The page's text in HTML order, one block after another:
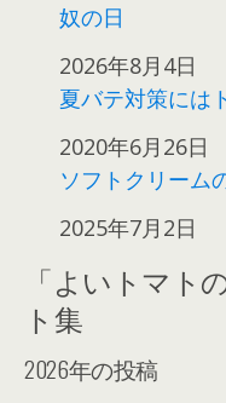
奴の日
日付
2026年8月4日
夏バテ対策には
日付
2020年6月26日
ソフトクリーム
日付
2025年7月2日
「よいトマト
ト集
2026年の投稿